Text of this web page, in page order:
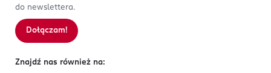
Sortowanie wg
do newslettera.
Dołączam!
Znajdź nas również na: